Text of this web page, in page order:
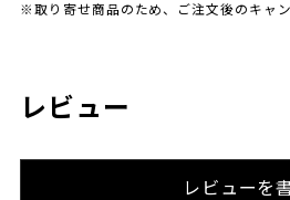
※取り寄せ商品のため、ご注文後のキャ
レビュー
レビューを